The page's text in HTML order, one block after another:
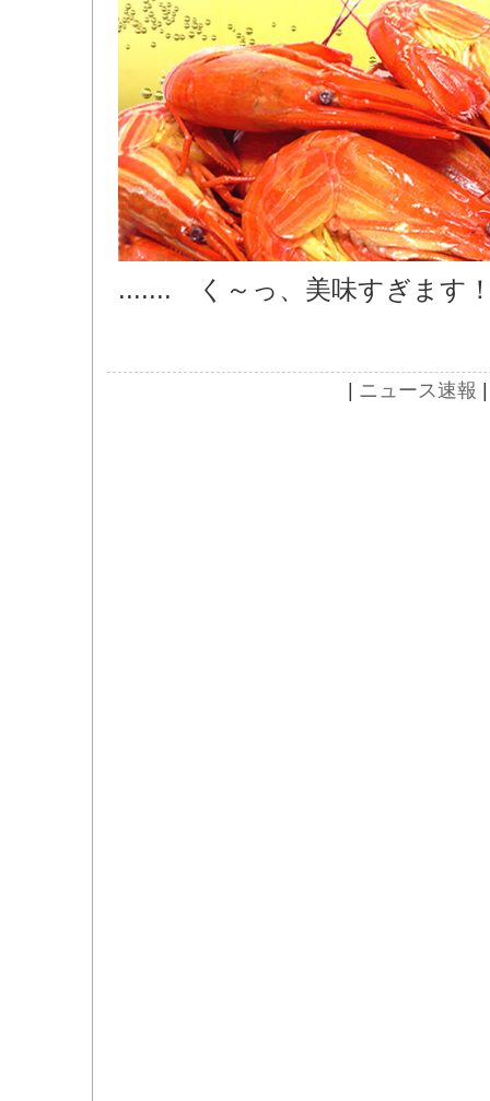
....... く～っ、美味すぎます
| ニュース速報 |